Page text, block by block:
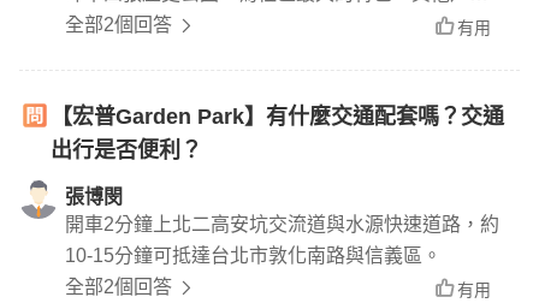
挑高3米6在央北社區中更是獨樹一格，由上市公司
全部2個回答 有用
【宏普Garden Park】有什麼交通配套嗎？交通
出行是否便利？
張博閔
開車2分鐘上北二高安坑交流道與水源快速道路，約
10-15分鐘可抵達台北市敦化南路與信義區。
全部2個回答
有用